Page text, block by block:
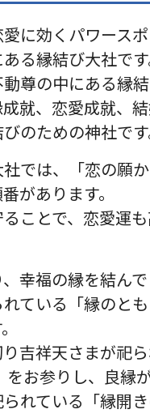
に効くパワース
る縁結び大社です
尊の中にある縁
就、恋愛成就、
のための神社です
では、「恋の願
があります。
ことで、恋愛運
幸福の縁を結ん
ている「縁のと
吉祥天さまが祀
をお参りし、良縁
れている「縁開